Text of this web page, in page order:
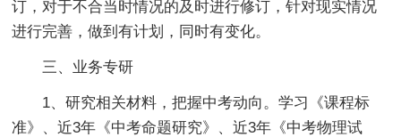
订，对于不合当时情况的及时进行修订，针对现实情况
进行完善，做到有计划，同时有变化。
三、业务专研
1、研究相关材料，把握中考动向。学习《课程标
准》、近3年《中考命题研究》、近3年《中考物理试